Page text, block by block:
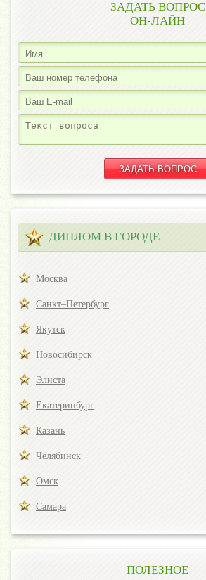
ЗАДАТЬ ВОПРОС
ОН-ЛАЙН
ДИПЛОМ В ГОРОДЕ
Москва
Санкт–Петербург
Якутск
Новосибирск
Элиста
Екатеринбург
Казань
Челябинск
Омск
Самара
ПОЛЕЗНОЕ